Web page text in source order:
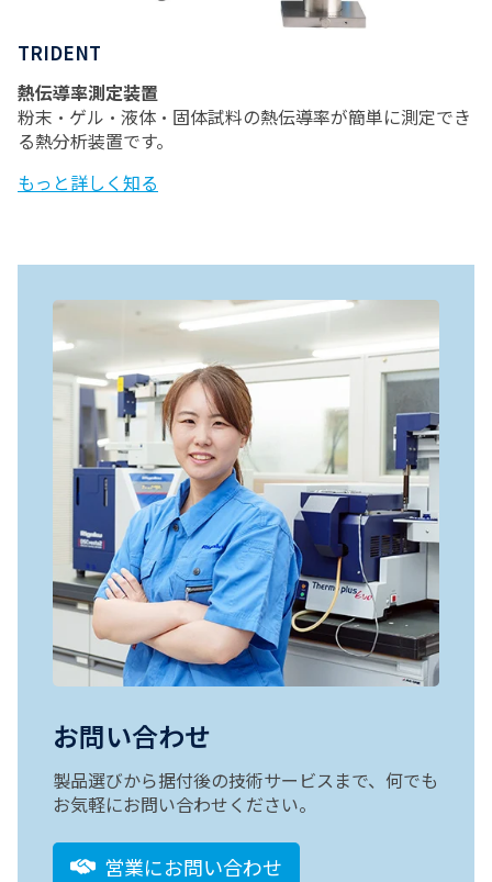
TRIDENT
熱伝導率測定装置
粉末・ゲル・液体・固体試料の熱伝導率が簡単に測定でき
る熱分析装置です。
もっと詳しく知る
お問い合わせ
製品選びから据付後の技術サービスまで、何でも
お気軽にお問い合わせください。
営業にお問い合わせ